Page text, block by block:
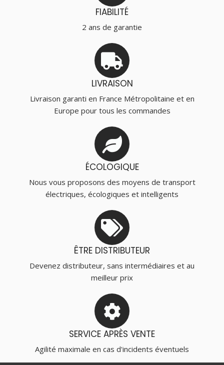
FIABILITÉ
2 ans de garantie
LIVRAISON
Livraison garanti en France Métropolitaine et en
Europe pour tous les commandes
ÉCOLOGIQUE
Nous vous proposons des moyens de transport
électriques, écologiques et intelligents
ÊTRE DISTRIBUTEUR
Devenez distributeur, sans intermédiaires et au
meilleur prix
SERVICE APRÈS VENTE
Agilité maximale en cas d'incidents éventuels